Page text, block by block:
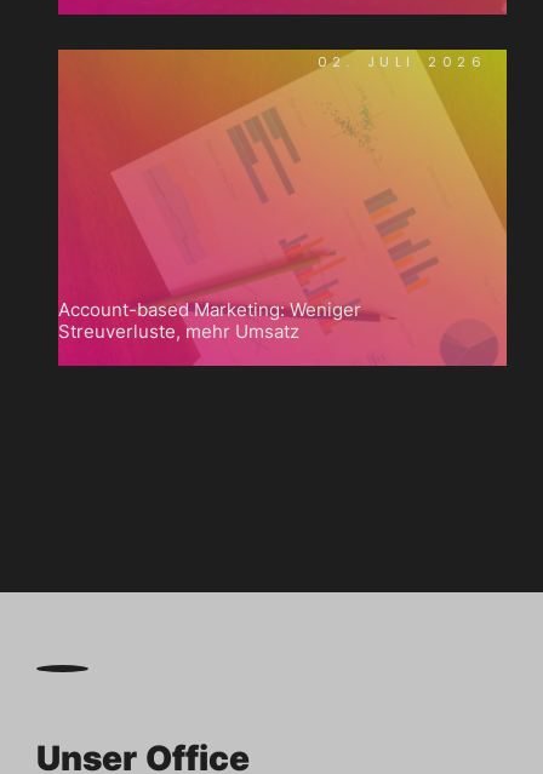
02. JULI 2026
Account-based Marketing: Weniger
Streuverluste, mehr Umsatz
Unser Office